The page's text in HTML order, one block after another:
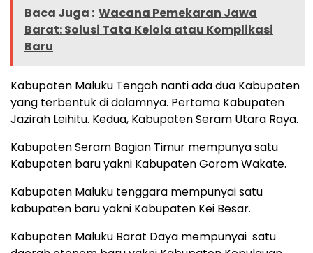
Baca Juga : Wacana Pemekaran Jawa
Barat: Solusi Tata Kelola atau Komplikasi
Baru
Kabupaten Maluku Tengah nanti ada dua Kabupaten
yang terbentuk di dalamnya. Pertama Kabupaten
Jazirah Leihitu. Kedua, Kabupaten Seram Utara Raya.
Kabupaten Seram Bagian Timur mempunya satu
Kabupaten baru yakni Kabupaten Gorom Wakate.
Kabupaten Maluku tenggara mempunyai satu
kabupaten baru yakni Kabupaten Kei Besar.
Kabupaten Maluku Barat Daya mempunyai satu